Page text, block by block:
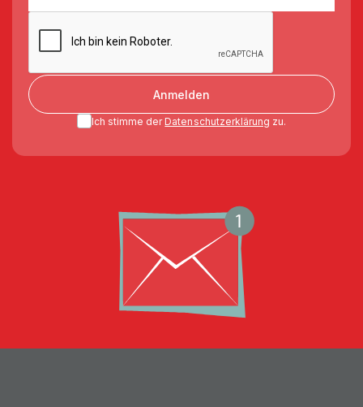
Anmelden
Ich stimme der Datenschutzerklärung zu.